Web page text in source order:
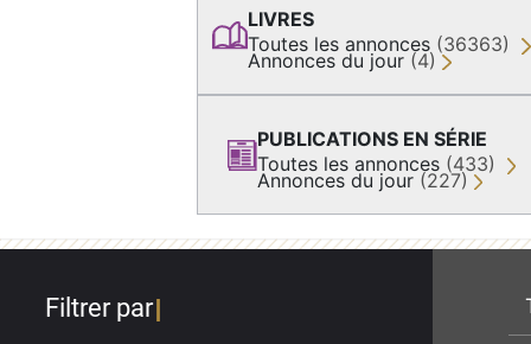
LIVRES
Toutes les annonces (36363)
Annonces du jour (4)
PUBLICATIONS EN SÉRIE
Toutes les annonces (433)
Annonces du jour (227)
Filtrer par